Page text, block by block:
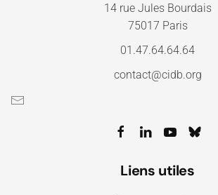
14 rue Jules Bourdais
75017 Paris
01.47.64.64.64
contact@cidb.org
Liens utiles